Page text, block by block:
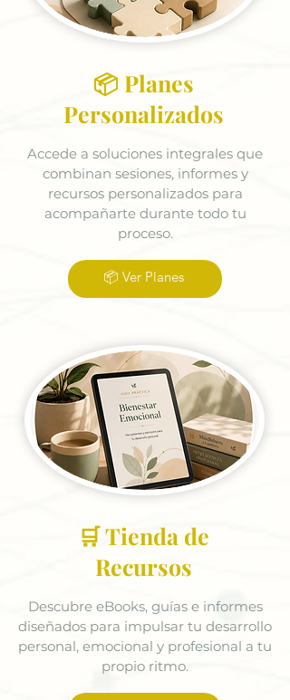
📦 Planes
Personalizados
Accede a soluciones integrales que
combinan sesiones, informes y
recursos personalizados para
acompañarte durante todo tu
proceso.
📦 Ver Planes
🛒 Tienda de
Recursos
Descubre eBooks, guías e informes
diseñados para impulsar tu desarrollo
personal, emocional y profesional a tu
propio ritmo.